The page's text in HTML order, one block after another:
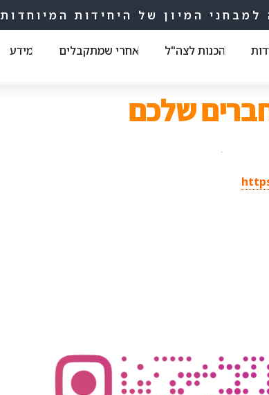
למבחני המיון של היחידות המיוחדות
הכנות לצה"ל אחרי שמתקבלים מידע
שלכם